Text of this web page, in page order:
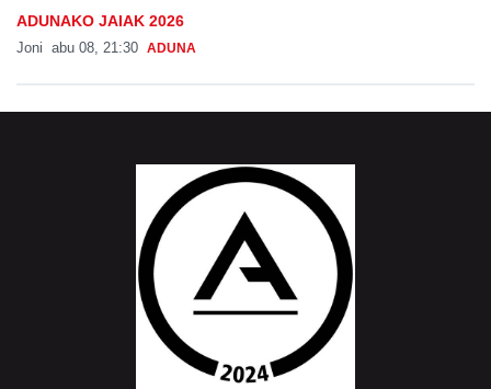
ADUNAKO JAIAK 2026
Joni abu 08, 21:30 ADUNA